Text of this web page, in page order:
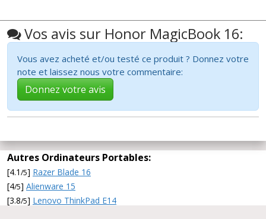
Vos avis sur Honor MagicBook 16:
Vous avez acheté et/ou testé ce produit ? Donnez votre
note et laissez nous votre commentaire:
Donnez votre avis
Autres Ordinateurs Portables:
[4.1/5] Razer Blade 16
[4/5] Alienware 15
[3.8/5] Lenovo ThinkPad E14